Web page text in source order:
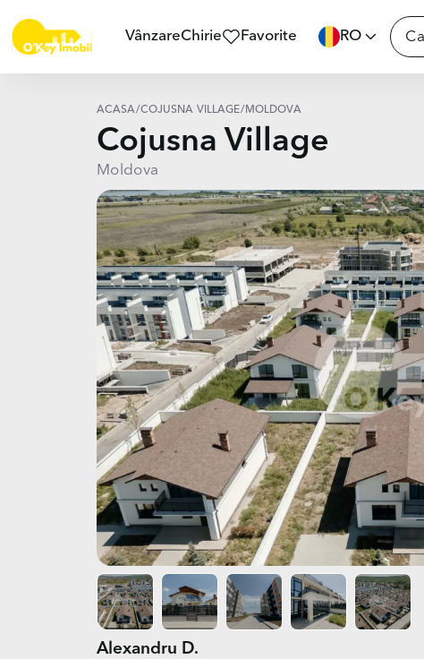
VânzareChirie Favorite RO
ACASĂ/COJUSNA VILLAGE/ MOLDOVA
Cojusna Village
Moldova
Alexandru D.